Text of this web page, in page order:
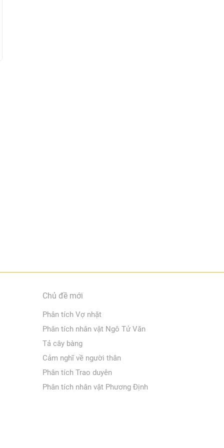
Chủ đề mới
Phân tích Vợ nhặt
Phân tích nhân vật Ngô Tử Văn
Tả cây bàng
Cảm nghĩ về người thân
Phân tích Trao duyên
Phân tích nhân vật Phương Định